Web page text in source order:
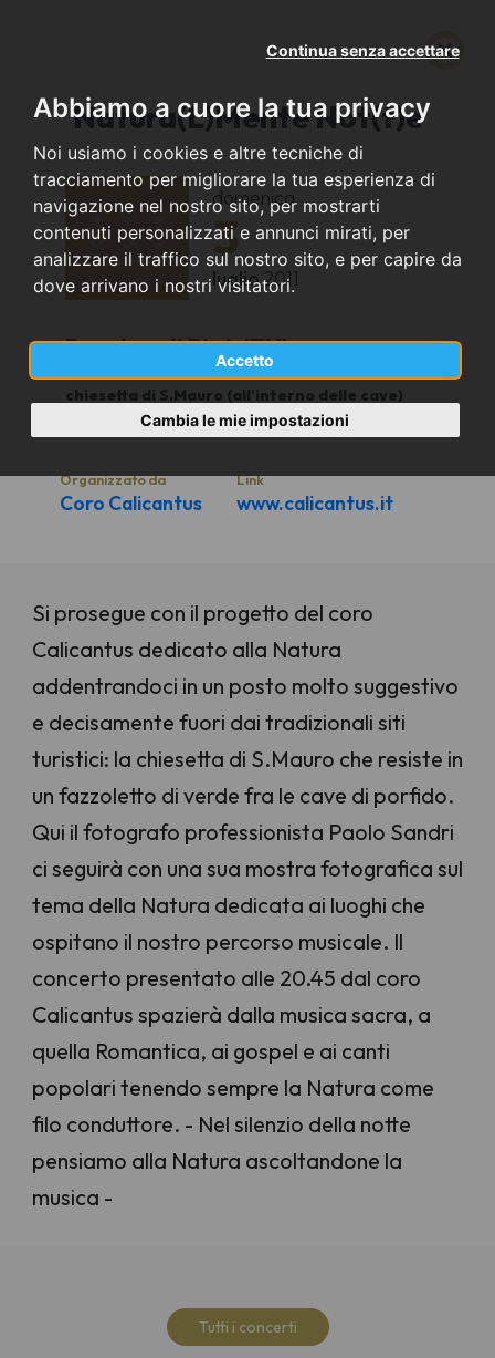
Abbiamo a cuore la tua privacy
Noi usiamo i cookies e altre tecniche di
tracciamento per migliorare la tua esperienza di
navigazione nel nostro sito, per mostrarti
contenuti personalizzati e annunci mirati, per
analizzare il traffico sul nostro sito, e per capire da
dove arrivano i nostri visitatori.
Accetto
Continua senza accettare
Cambia le mie impostazioni
Natura(L)Mente Not(t)e
domenica
3
luglio2011
Baselga di Pinè (TN)
chiesetta di S.Mauro (all'interno delle cave)
Organizzato da
Coro Calicantus
Link
www.calicantus.it
Si prosegue con il progetto del coro
Calicantus dedicato alla Natura
addentrandoci in un posto molto suggestivo
e decisamente fuori dai tradizionali siti
turistici: la chiesetta di S.Mauro che resiste in
un fazzoletto di verde fra le cave di porfido.
Qui il fotografo professionista Paolo Sandri
ci seguirà con una sua mostra fotografica sul
tema della Natura dedicata ai luoghi che
ospitano il nostro percorso musicale. Il
concerto presentato alle 20.45 dal coro
Calicantus spazierà dalla musica sacra, a
quella Romantica, ai gospel e ai canti
popolari tenendo sempre la Natura come
filo conduttore. - Nel silenzio della notte
pensiamo alla Natura ascoltandone la
musica -
Tutti i concerti